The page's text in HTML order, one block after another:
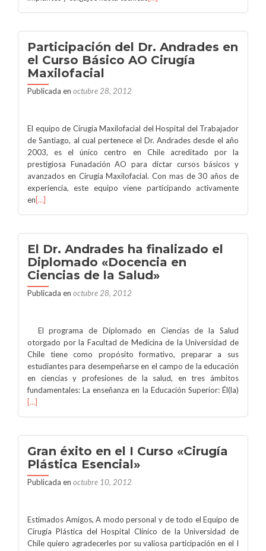
Participación del Dr. Andrades en
el Curso Básico AO Cirugía
Maxilofacial
Publicada en octubre 28, 2012
El equipo de Cirugía Maxilofacial del Hospital del Trabajador
de Santiago, al cual pertenece el Dr. Andrades desde el año
2003, es el único centro en Chile acreditado por la
prestigiosa Funadación AO para dictar cursos básicos y
avanzados en Cirugía Maxilofacial. Con mas de 30 años de
experiencia, este equipo viene participando activamente
en[…]
El Dr. Andrades ha finalizado el
Diplomado «Docencia en
Ciencias de la Salud»
Publicada en octubre 28, 2012
El programa de Diplomado en Ciencias de la Salud
otorgado por la Facultad de Medicina de la Universidad de
Chile tiene como propósito formativo, preparar a sus
estudiantes para desempeñarse en el campo de la educación
en ciencias y profesiones de la salud, en tres ámbitos
fundamentales: La enseñanza en la Educación Superior: Él(la)
[…]
Gran éxito en el I Curso «Cirugía
Plástica Esencial»
Publicada en octubre 10, 2012
Estimados Amigos, A modo personal y de todo el Equipo de
Cirugía Plástica del Hospital Clínico de la Universidad de
Chile quiero agradecerles por su valiosa participación en el I